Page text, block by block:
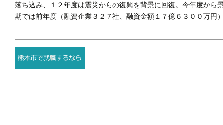
落ち込み、１２年度は震災からの復興を背景に回復。今年度か
期では前年度（融資企業３２７社、融資金額１７億６３００万円